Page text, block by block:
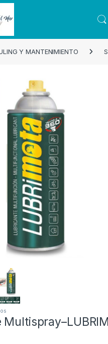
Y MANTENIMIENTO